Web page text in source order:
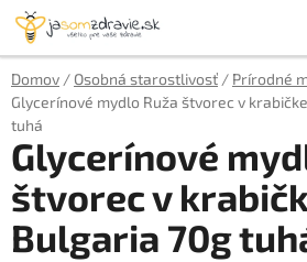
Prejsť
obsah
Domov / Osobná starostlivosť / Prírodné
Glycerínové mydlo Ruža štvorec v
tuhá
Glycerínové
štvorec v
Bulgaria 70g